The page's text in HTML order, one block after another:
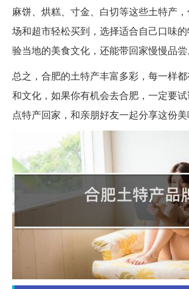
麻饼、烘糕、寸金、白切等这些土特产
场和超市轻松买到，选择适合自己口味
验当地的美食文化，还能带回家慢慢品尝
总之，合肥的土特产丰富多彩，每一样
和文化，如果你有机会去合肥，一定要
点特产回家，和亲朋好友一起分享这份美